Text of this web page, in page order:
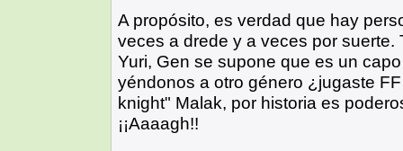
A propósito, es verdad que hay
veces a drede y a veces por suerte.
Yuri, Gen se supone que es un
yéndonos a otro género ¿jugaste
knight" Malak, por historia es
¡¡Aaaagh!!